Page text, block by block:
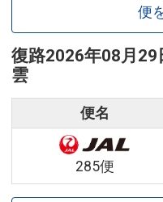
便
復路2026年08月29
雲
便名
285便